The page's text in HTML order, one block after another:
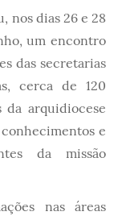
nos dias 26 e 28
um encontro
das secretarias
cerca de 120
da arquidiocese
e
da missão
nas áreas